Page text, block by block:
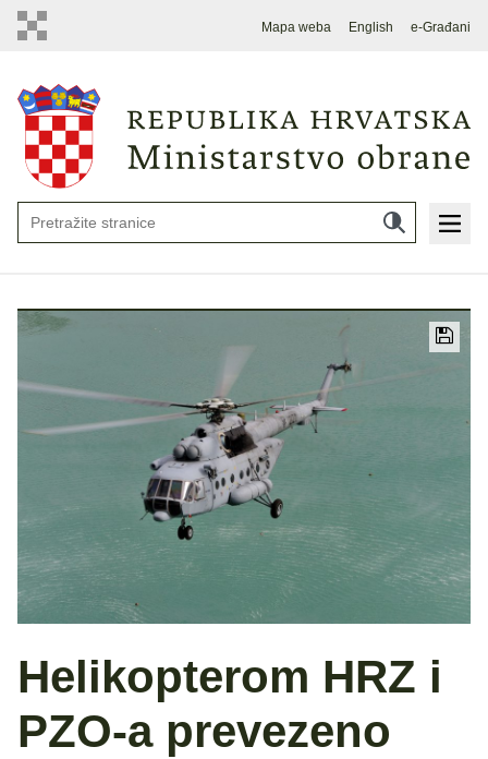
Mapa weba English e-Građani
Helikopterom HRZ i
PZO-a prevezeno